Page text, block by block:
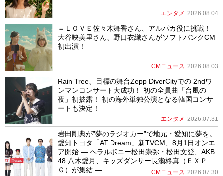
エンタメ 2026.08.04
＝ＬＯＶＥ佐々木舞香さん、アルパカ役に挑戦！
大谷映美里さん、野口衣織さんがソフトバンクCM
初出演！
CMニュース 2026.08.03
Rain Tree、目標の舞台Zepp DiverCityでの 2ndワ
ンマンコンサート大成功！ 初の全員曲「台風の
夜」初披露！ 初の海外単独公演となる韓国コンサ
ートも決定！
エンタメ 2026.07.31
岩田剛典が”夢のラジオカー”で地元・愛知に夢を。
愛知トヨタ「AT Dream」新TVCM、8月1日オンエ
ア開始 ― ヘラルボニー松田崇弥・松田文登、AKB
48 八木愛月、キッズダンサー長瀬柊真（ＥＸＰ
Ｇ）が集結 ―
CMニュース 2026.07.30